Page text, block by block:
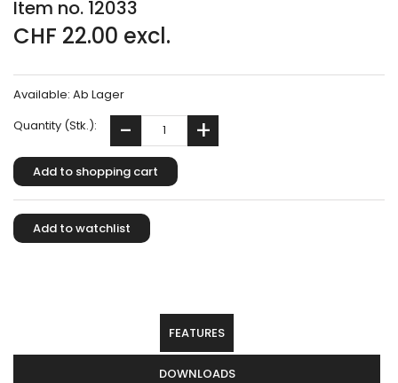
Item no. 12033
CHF 22.00 excl.
Available: Ab Lager
Quantity (Stk.):
FEATURES
DOWNLOADS